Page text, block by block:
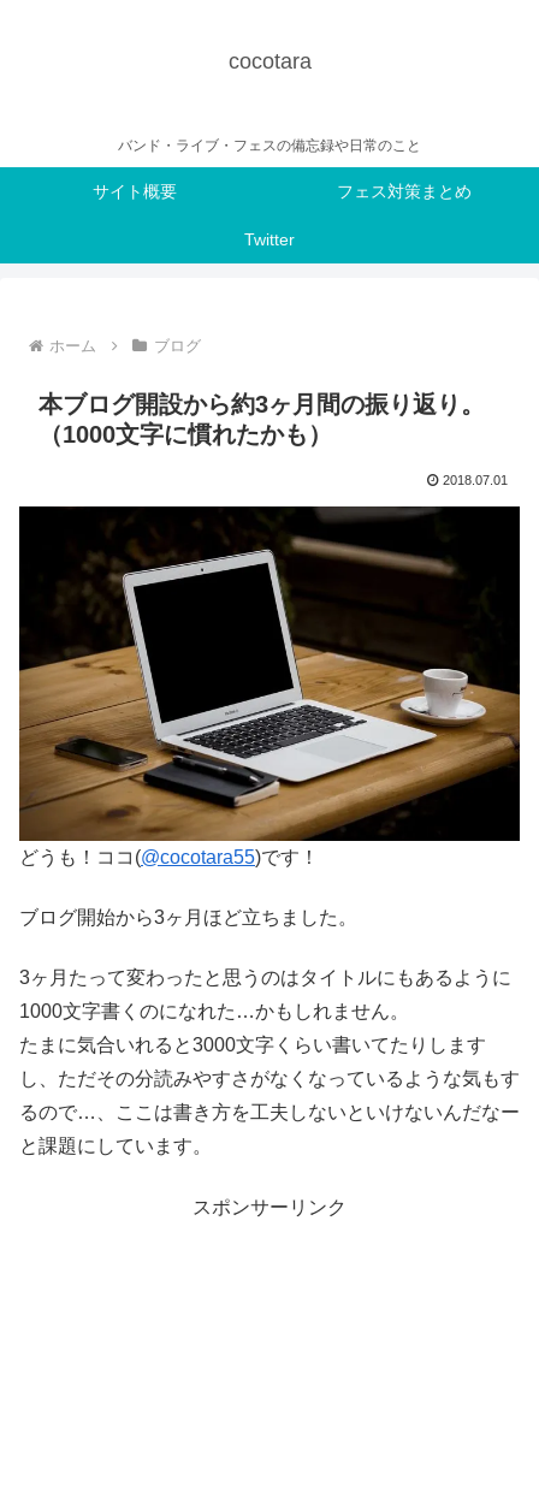
cocotara
バンド・ライブ・フェスの備忘録や日常のこと
サイト概要 フェス対策まとめ
Twitter
ホーム ブログ
本ブログ開設から約3ヶ月間の振り返り。
（1000文字に慣れたかも）
2018.07.01
どうも！ココ(@cocotara55)です！
ブログ開始から3ヶ月ほど立ちました。
3ヶ月たって変わったと思うのはタイトルにもあるように
1000文字書くのになれた…かもしれません。
たまに気合いれると3000文字くらい書いてたりします
し、ただその分読みやすさがなくなっているような気もす
るので…、ここは書き方を工夫しないといけないんだなー
と課題にしています。
スポンサーリンク